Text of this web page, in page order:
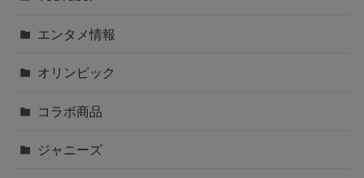
エンタメ情報
オリンピック
コラボ商品
ジャニーズ